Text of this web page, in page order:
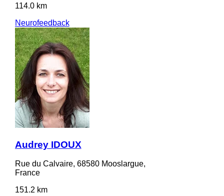
114.0 km
Neurofeedback
Audrey IDOUX
Rue du Calvaire, 68580 Mooslargue,
France
151.2 km